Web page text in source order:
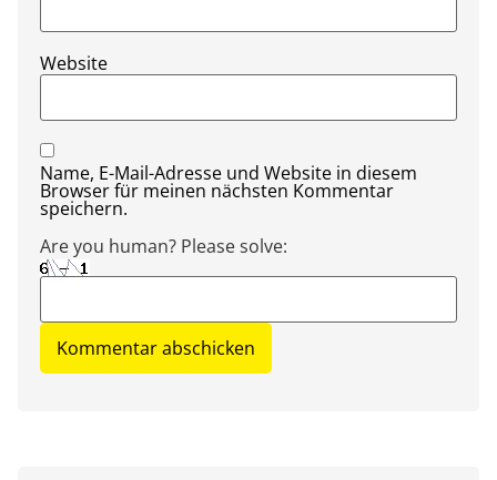
Website
Name, E-Mail-Adresse und Website in diesem
Browser für meinen nächsten Kommentar
speichern.
Are you human? Please solve: